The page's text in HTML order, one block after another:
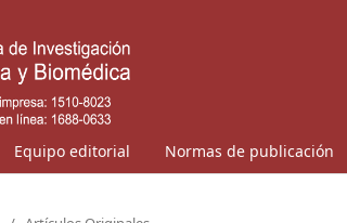
Equipo editorial Normas de publicación